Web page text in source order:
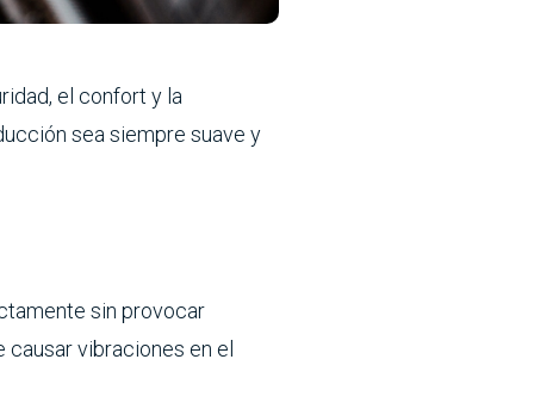
el confort y la
sea siempre suave y
sin provocar
vibraciones en el